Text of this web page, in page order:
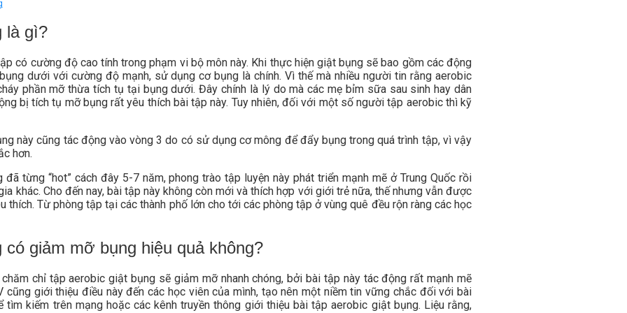
là gì?
có cường độ cao tính trong phạm vi bộ môn này. Khi thực hiện giật bụng sẽ bao gồm các động
dưới với cường độ mạnh, sử dụng cơ bụng là chính. Vì thế mà nhiều người tin rằng aerobic
phần mỡ thừa tích tụ tại bụng dưới. Đây chính là lý do mà các mẹ bỉm sữa sau sinh hay dân
bị tích tụ mỡ bụng rất yêu thích bài tập này. Tuy nhiên, đối với một số người tập aerobic thì kỹ
này cũng tác động vào vòng 3 do có sử dụng cơ mông để đẩy bụng trong quá trình tập, vì vậy
hơn.
từng “hot” cách đây 5-7 năm, phong trào tập luyện này phát triển mạnh mẽ ở Trung Quốc rồi
khác. Cho đến nay, bài tập này không còn mới và thích hợp với giới trẻ nữa, thế nhưng vẫn được
thích. Từ phòng tập tại các thành phố lớn cho tới các phòng tập ở vùng quê đều rộn ràng các học
có giảm mỡ bụng hiệu quả không?
chỉ tập aerobic giật bụng sẽ giảm mỡ nhanh chóng, bởi bài tập này tác động rất mạnh mẽ
cũng giới thiệu điều này đến các học viên của mình, tạo nên một niềm tin vững chắc đối với bài
tìm kiếm trên mạng hoặc các kênh truyền thông giới thiệu bài tập aerobic giật bụng. Liệu rằng,